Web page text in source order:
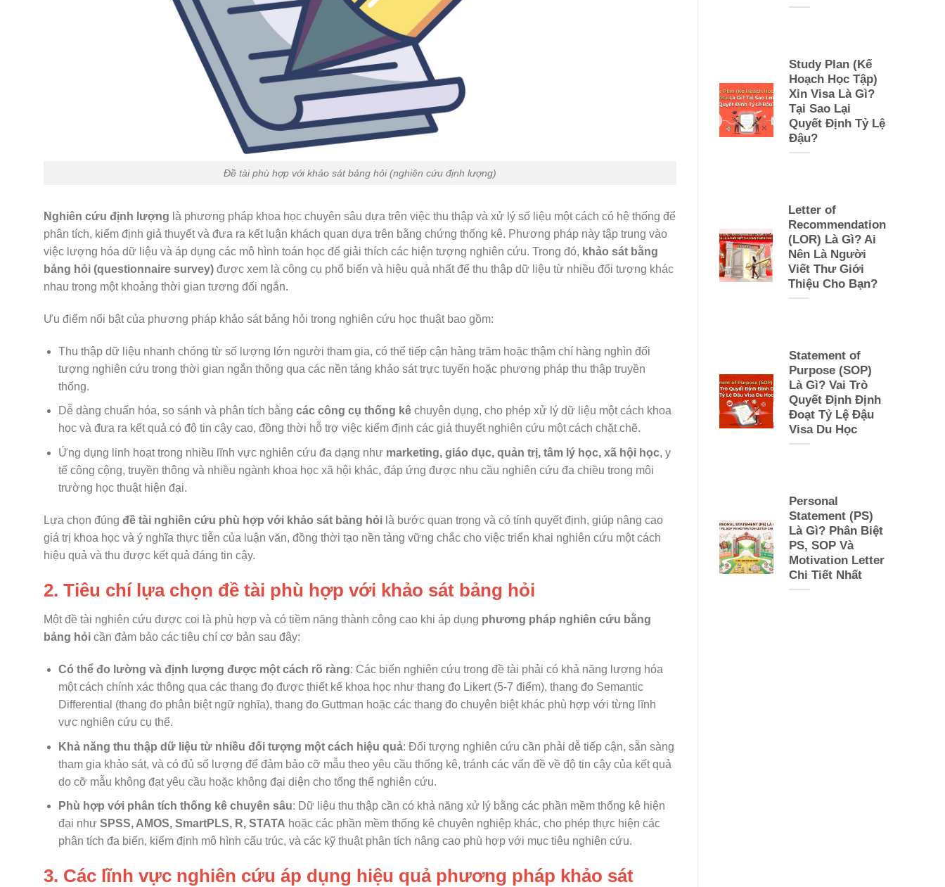
Đề tài phù hợp với khảo sát bảng hỏi (nghiên cứu định lượng)
Nghiên cứu định lượng là phương pháp khoa học chuyên sâu dựa trên việc thu thập và xử lý số liệu một cách có hệ thống để
phân tích, kiểm định giả thuyết và đưa ra kết luận khách quan dựa trên bằng chứng thống kê. Phương pháp này tập trung vào
việc lượng hóa dữ liệu và áp dụng các mô hình toán học để giải thích các hiện tượng nghiên cứu. Trong đó, khảo sát bằng
bảng hỏi (questionnaire survey) được xem là công cụ phổ biến và hiệu quả nhất để thu thập dữ liệu từ nhiều đối tượng khác
nhau trong một khoảng thời gian tương đối ngắn.
Ưu điểm nổi bật của phương pháp khảo sát bảng hỏi trong nghiên cứu học thuật bao gồm:
Thu thập dữ liệu nhanh chóng từ số lượng lớn người tham gia, có thể tiếp cận hàng trăm hoặc thậm chí hàng nghìn đối
tượng nghiên cứu trong thời gian ngắn thông qua các nền tảng khảo sát trực tuyến hoặc phương pháp thu thập truyền
thống.
Dễ dàng chuẩn hóa, so sánh và phân tích bằng các công cụ thống kêchuyên dụng, cho phép xử lý dữ liệu một cách khoa
học và đưa ra kết quả có độ tin cậy cao, đồng thời hỗ trợ việc kiểm định các giả thuyết nghiên cứu một cách chặt chẽ.
Ứng dụng linh hoạt trong nhiều lĩnh vực nghiên cứu đa dạng như marketing, giáo dục, quản trị, tâm lý học, xã hội học, y
tế công cộng, truyền thông và nhiều ngành khoa học xã hội khác, đáp ứng được nhu cầu nghiên cứu đa chiều trong môi
trường học thuật hiện đại.
Lựa chọn đúng đề tài nghiên cứu phù hợp với khảo sát bảng hỏi là bước quan trọng và có tính quyết định, giúp nâng cao
giá trị khoa học và ý nghĩa thực tiễn của luận văn, đồng thời tạo nền tảng vững chắc cho việc triển khai nghiên cứu một cách
hiệu quả và thu được kết quả đáng tin cậy.
2. Tiêu chí lựa chọn đề tài phù hợp với khảo sát bảng hỏi
Một đề tài nghiên cứu được coi là phù hợp và có tiềm năng thành công cao khi áp dụng phương pháp nghiên cứu bằng
bảng hỏi cần đảm bảo các tiêu chí cơ bản sau đây:
Có thể đo lường và định lượng được một cách rõ ràng: Các biến nghiên cứu trong đề tài phải có khả năng lượng hóa
một cách chính xác thông qua các thang đo được thiết kế khoa học như thang đo Likert (5-7 điểm), thang đo Semantic
Differential (thang đo phân biệt ngữ nghĩa), thang đo Guttman hoặc các thang đo chuyên biệt khác phù hợp với từng lĩnh
vực nghiên cứu cụ thể.
Khả năng thu thập dữ liệu từ nhiều đối tượng một cách hiệu quả: Đối tượng nghiên cứu cần phải dễ tiếp cận, sẵn sàng
tham gia khảo sát, và có đủ số lượng để đảm bảo cỡ mẫu theo yêu cầu thống kê, tránh các vấn đề về độ tin cậy của kết quả
do cỡ mẫu không đạt yêu cầu hoặc không đại diện cho tổng thể nghiên cứu.
Phù hợp với phân tích thống kê chuyên sâu: Dữ liệu thu thập cần có khả năng xử lý bằng các phần mềm thống kê hiện
đại như SPSS, AMOS, SmartPLS, R, STATA hoặc các phần mềm thống kê chuyên nghiệp khác, cho phép thực hiện các
phân tích đa biến, kiểm định mô hình cấu trúc, và các kỹ thuật phân tích nâng cao phù hợp với mục tiêu nghiên cứu.
3. Các lĩnh vực nghiên cứu áp dụng hiệu quả phương pháp khảo sát
Study Plan (Kế
Hoạch Học Tập)
Xin Visa Là Gì?
Tại Sao Lại
Quyết Định Tỷ Lệ
Đậu?
Letter of
Recommendation
(LOR) Là Gì? Ai
Nên Là Người
Viết Thư Giới
Thiệu Cho Bạn?
Statement of
Purpose (SOP)
Là Gì? Vai Trò
Quyết Định Định
Đoạt Tỷ Lệ Đậu
Visa Du Học
Personal
Statement (PS)
Là Gì? Phân Biệt
PS, SOP Và
Motivation Letter
Chi Tiết Nhất